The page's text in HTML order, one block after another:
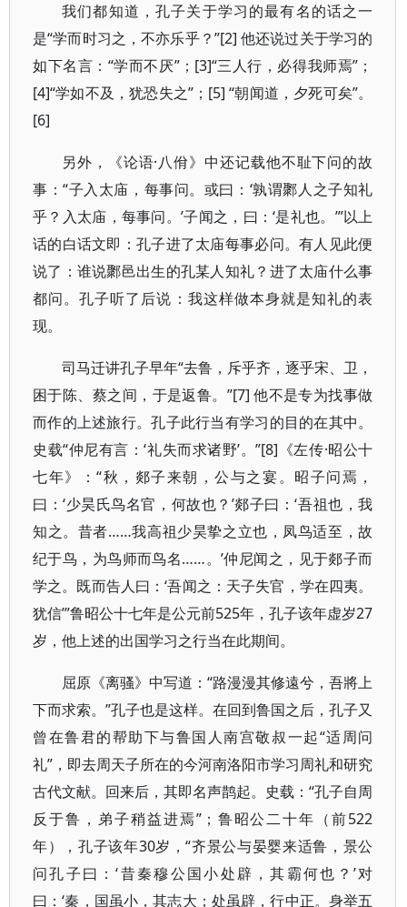
我们都知道，孔子关于学习的最有名的话之一
是“学而时习之，不亦乐乎？”[2] 他还说过关于学习的
如下名言：“学而不厌”；[3]“三人行，必得我师焉”；
[4]“学如不及，犹恐失之”；[5] “朝闻道，夕死可矣”。
[6]
另外，《论语·八佾》中还记载他不耻下问的故
事：“子入太庙，每事问。或曰：‘孰谓鄹人之子知礼
乎？入太庙，每事问。’子闻之，曰：‘是礼也。’”以上
话的白话文即：孔子进了太庙每事必问。有人见此便
说了：谁说鄹邑出生的孔某人知礼？进了太庙什么事
都问。孔子听了后说：我这样做本身就是知礼的表
现。
司马迁讲孔子早年“去鲁，斥乎齐，逐乎宋、卫，
困于陈、蔡之间，于是返鲁。”[7] 他不是专为找事做
而作的上述旅行。孔子此行当有学习的目的在其中。
史载“仲尼有言：‘礼失而求诸野’。”[8]《左传·昭公十
七年》：“秋，郯子来朝，公与之宴。昭子问焉，
曰：‘少昊氏鸟名官，何故也？’郯子曰：‘吾祖也，我
知之。昔者……我高祖少昊挚之立也，凤鸟适至，故
纪于鸟，为鸟师而鸟名……。’仲尼闻之，见于郯子而
学之。既而告人曰：‘吾闻之：天子失官，学在四夷。
犹信’”鲁昭公十七年是公元前525年，孔子该年虚岁27
岁，他上述的出国学习之行当在此期间。
屈原《离骚》中写道：“路漫漫其修遠兮，吾將上
下而求索。”孔子也是这样。在回到鲁国之后，孔子又
曾在鲁君的帮助下与鲁国人南宫敬叔一起“适周问
礼”，即去周天子所在的今河南洛阳市学习周礼和研究
古代文献。回来后，其即名声鹊起。史载：“孔子自周
反于鲁，弟子稍益进焉”；鲁昭公二十年（前522
年），孔子该年30岁，“齐景公与晏婴来适鲁，景公
问孔子曰：‘昔秦穆公国小处辟，其霸何也？’对
曰：‘秦，国虽小，其志大；处虽辟，行中正。身举五